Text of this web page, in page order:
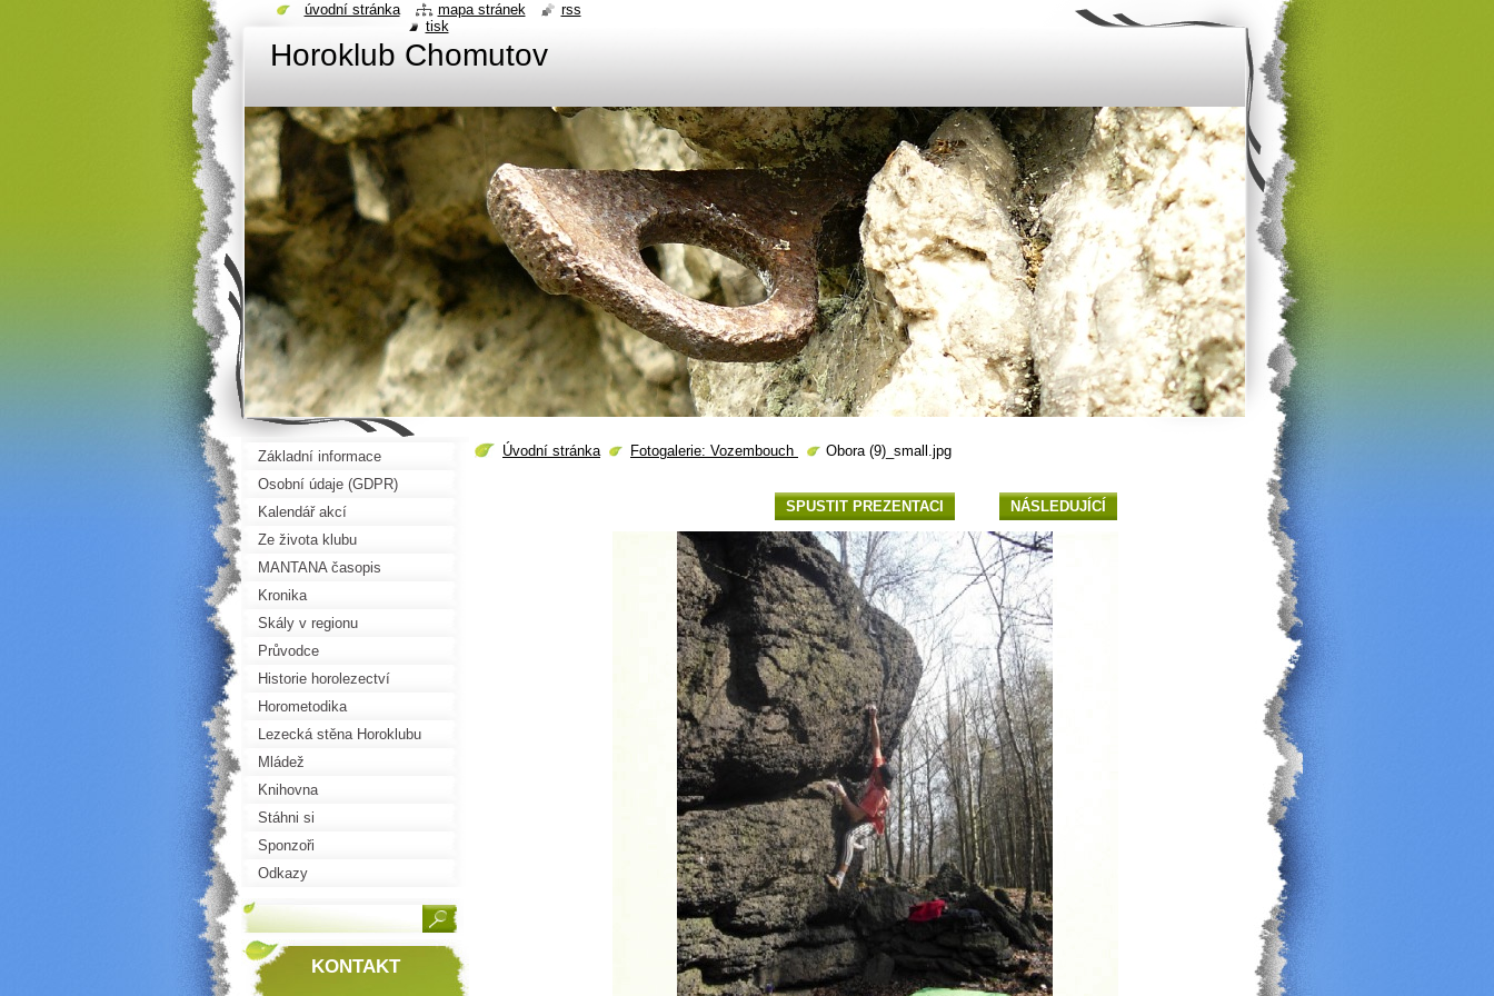
Horoklub Chomutov
Úvodní stránka Fotogalerie: Vozembouch Obora (9)_small.jpg
SPUSTIT PREZENTACI NÁSLEDUJÍCÍ
Základní informace
Osobní údaje (GDPR)
Kalendář akcí
Ze života klubu
MANTANA časopis
Kronika
Skály v regionu
Průvodce
Historie horolezectví
Horometodika
Lezecká stěna Horoklubu
Mládež
Knihovna
Stáhni si
Sponzoři
Odkazy
KONTAKT
úvodní stránka mapa stránek
rss
tisk